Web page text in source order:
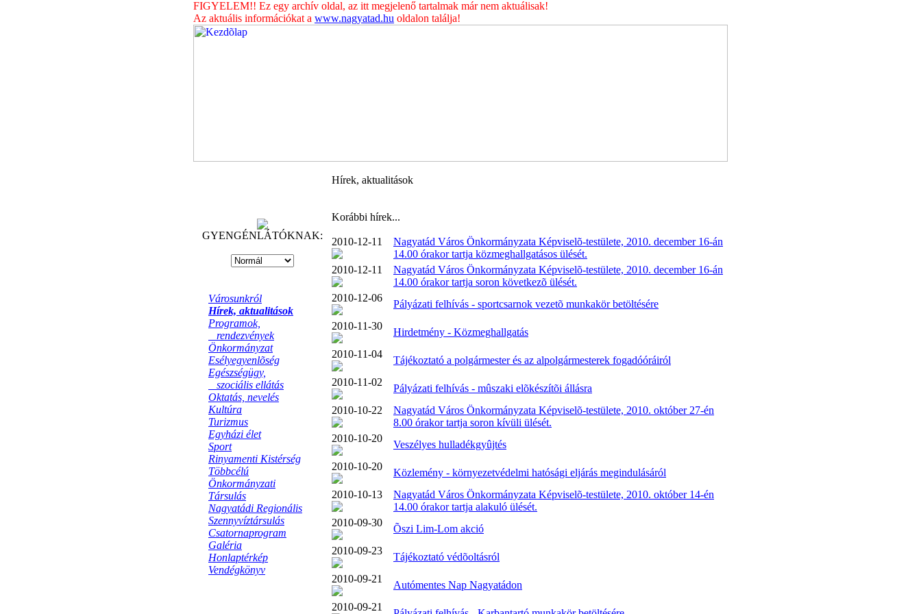
FIGYELEM!! Ez egy archív oldal, az itt megjelenő tartalmak már nem aktuálisak!
Az aktuális információkat a www.nagyatad.hu oldalon találja!
GYENGÉNLÁTÓKNAK:
Városunkról
Hírek, aktualitások
Programok,
rendezvények
Önkormányzat
Esélyegyenlõség
Egészségügy,
szociális ellátás
Oktatás, nevelés
Kultúra
Turizmus
Egyházi élet
Sport
Rinyamenti Kistérség
Többcélú
Önkormányzati
Társulás
Nagyatádi Regionális
Szennyvíztársulás
Csatornaprogram
Galéria
Honlaptérkép
Vendégkönyv
Hírek, aktualitások
Korábbi hírek...
2010-12-11
Nagyatád Város Önkormányzata Képviselõ-testülete, 2010. december 16-án
14.00 órakor tartja közmeghallgatásos ülését.
2010-12-11
Nagyatád Város Önkormányzata Képviselõ-testülete, 2010. december 16-án
14.00 órakor tartja soron következõ ülését.
2010-12-06
Pályázati felhívás - sportcsarnok vezetõ munkakör betöltésére
2010-11-30
Hirdetmény - Közmeghallgatás
2010-11-04
Tájékoztató a polgármester és az alpolgármesterek fogadóóráiról
2010-11-02
Pályázati felhívás - mûszaki elõkészítõi állásra
2010-10-22
Nagyatád Város Önkormányzata Képviselõ-testülete, 2010. október 27-én
8.00 órakor tartja soron kívüli ülését.
2010-10-20
Veszélyes hulladékgyûjtés
2010-10-20
Közlemény - környezetvédelmi hatósági eljárás megindulásáról
2010-10-13
Nagyatád Város Önkormányzata Képviselõ-testülete, 2010. október 14-én
14.00 órakor tartja alakuló ülését.
2010-09-30
Õszi Lim-Lom akció
2010-09-23
Tájékoztató védõoltásról
2010-09-21
Autómentes Nap Nagyatádon
2010-09-21